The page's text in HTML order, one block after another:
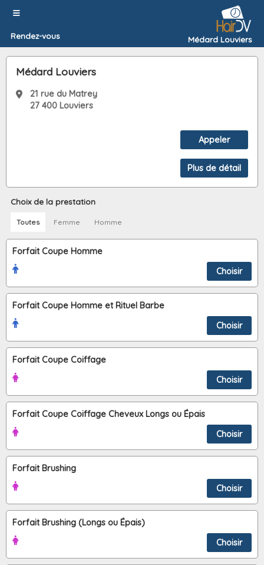
Médard Louviers
Rendez-vous
Médard Louviers
21 rue du Matrey
27 400 Louviers
Choix de la prestation
Toutes Femme Homme
Forfait Coupe Homme
Choisir
Forfait Coupe Homme et Rituel Barbe
Choisir
Forfait Coupe Coiffage
Choisir
Forfait Coupe Coiffage Cheveux Longs ou Épais
Choisir
Forfait Brushing
Choisir
Forfait Brushing (Longs ou Épais)
Choisir